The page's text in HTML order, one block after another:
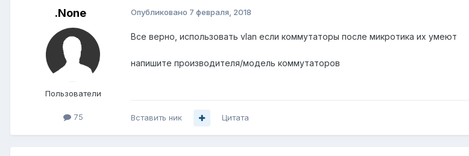
.None
Пользователи
75
Опубликовано 7 февраля, 2018
Все верно, использовать vlan если коммутаторы после микротика их умеют
напишите производителя/модель коммутаторов
Вставить ник Цитата